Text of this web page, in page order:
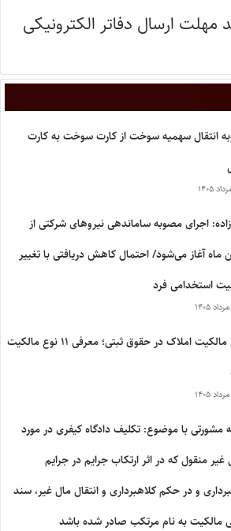
مهلت ارسال دفاتر الکترونیکی
انتقال سهمیه سوخت از کارت سوخت به کارت
اجرای مصوبه ساماندهی نیروهای شرکتی از
ماه آغاز می‌شود/ احتمال کاهش دریافتی با تغییر
استخدامی فرد
انواع مالکیت املاک در حقوق ثبتی؛ معرفی ۱۱ نوع مالکیت
مشورتی با موضوع: تکلیف دادگاه کیفری در مورد
غیر منقول که در اثر ارتکاب جرایم در جرایم
و در حکم کلاهبرداری و انتقال مال غیر، سند
مالکیت به نام مرتکب صادر شده باشد